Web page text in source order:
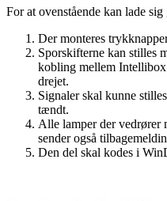
For at ovenstående kan lade
Der monteres
Sporskifterne kan stilles
kobling mellem Intellibox
drejet.
Signaler skal kunne
tændt.
Alle lamper der vedrører
sender også
Den del skal kodes i